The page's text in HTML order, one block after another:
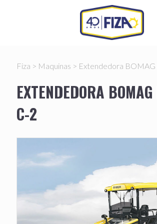
Fiza > Maquinas > Extendedora BOMAG
EXTENDEDORA
C-2